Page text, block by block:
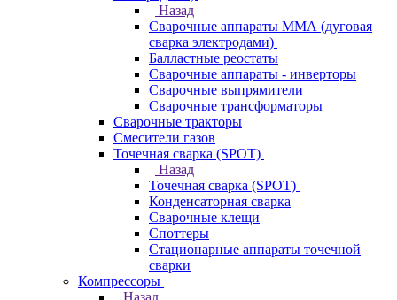
Назад
Сварочные аппараты ММА (дуговая
сварка электродами)
Балластные реостаты
Сварочные аппараты - инверторы
Сварочные выпрямители
Сварочные трансформаторы
Сварочные тракторы
Смесители газов
Точечная сварка (SPOT)
Назад
Точечная сварка (SPOT)
Конденсаторная сварка
Сварочные клещи
Споттеры
Стационарные аппараты точечной
сварки
Компрессоры
Назад